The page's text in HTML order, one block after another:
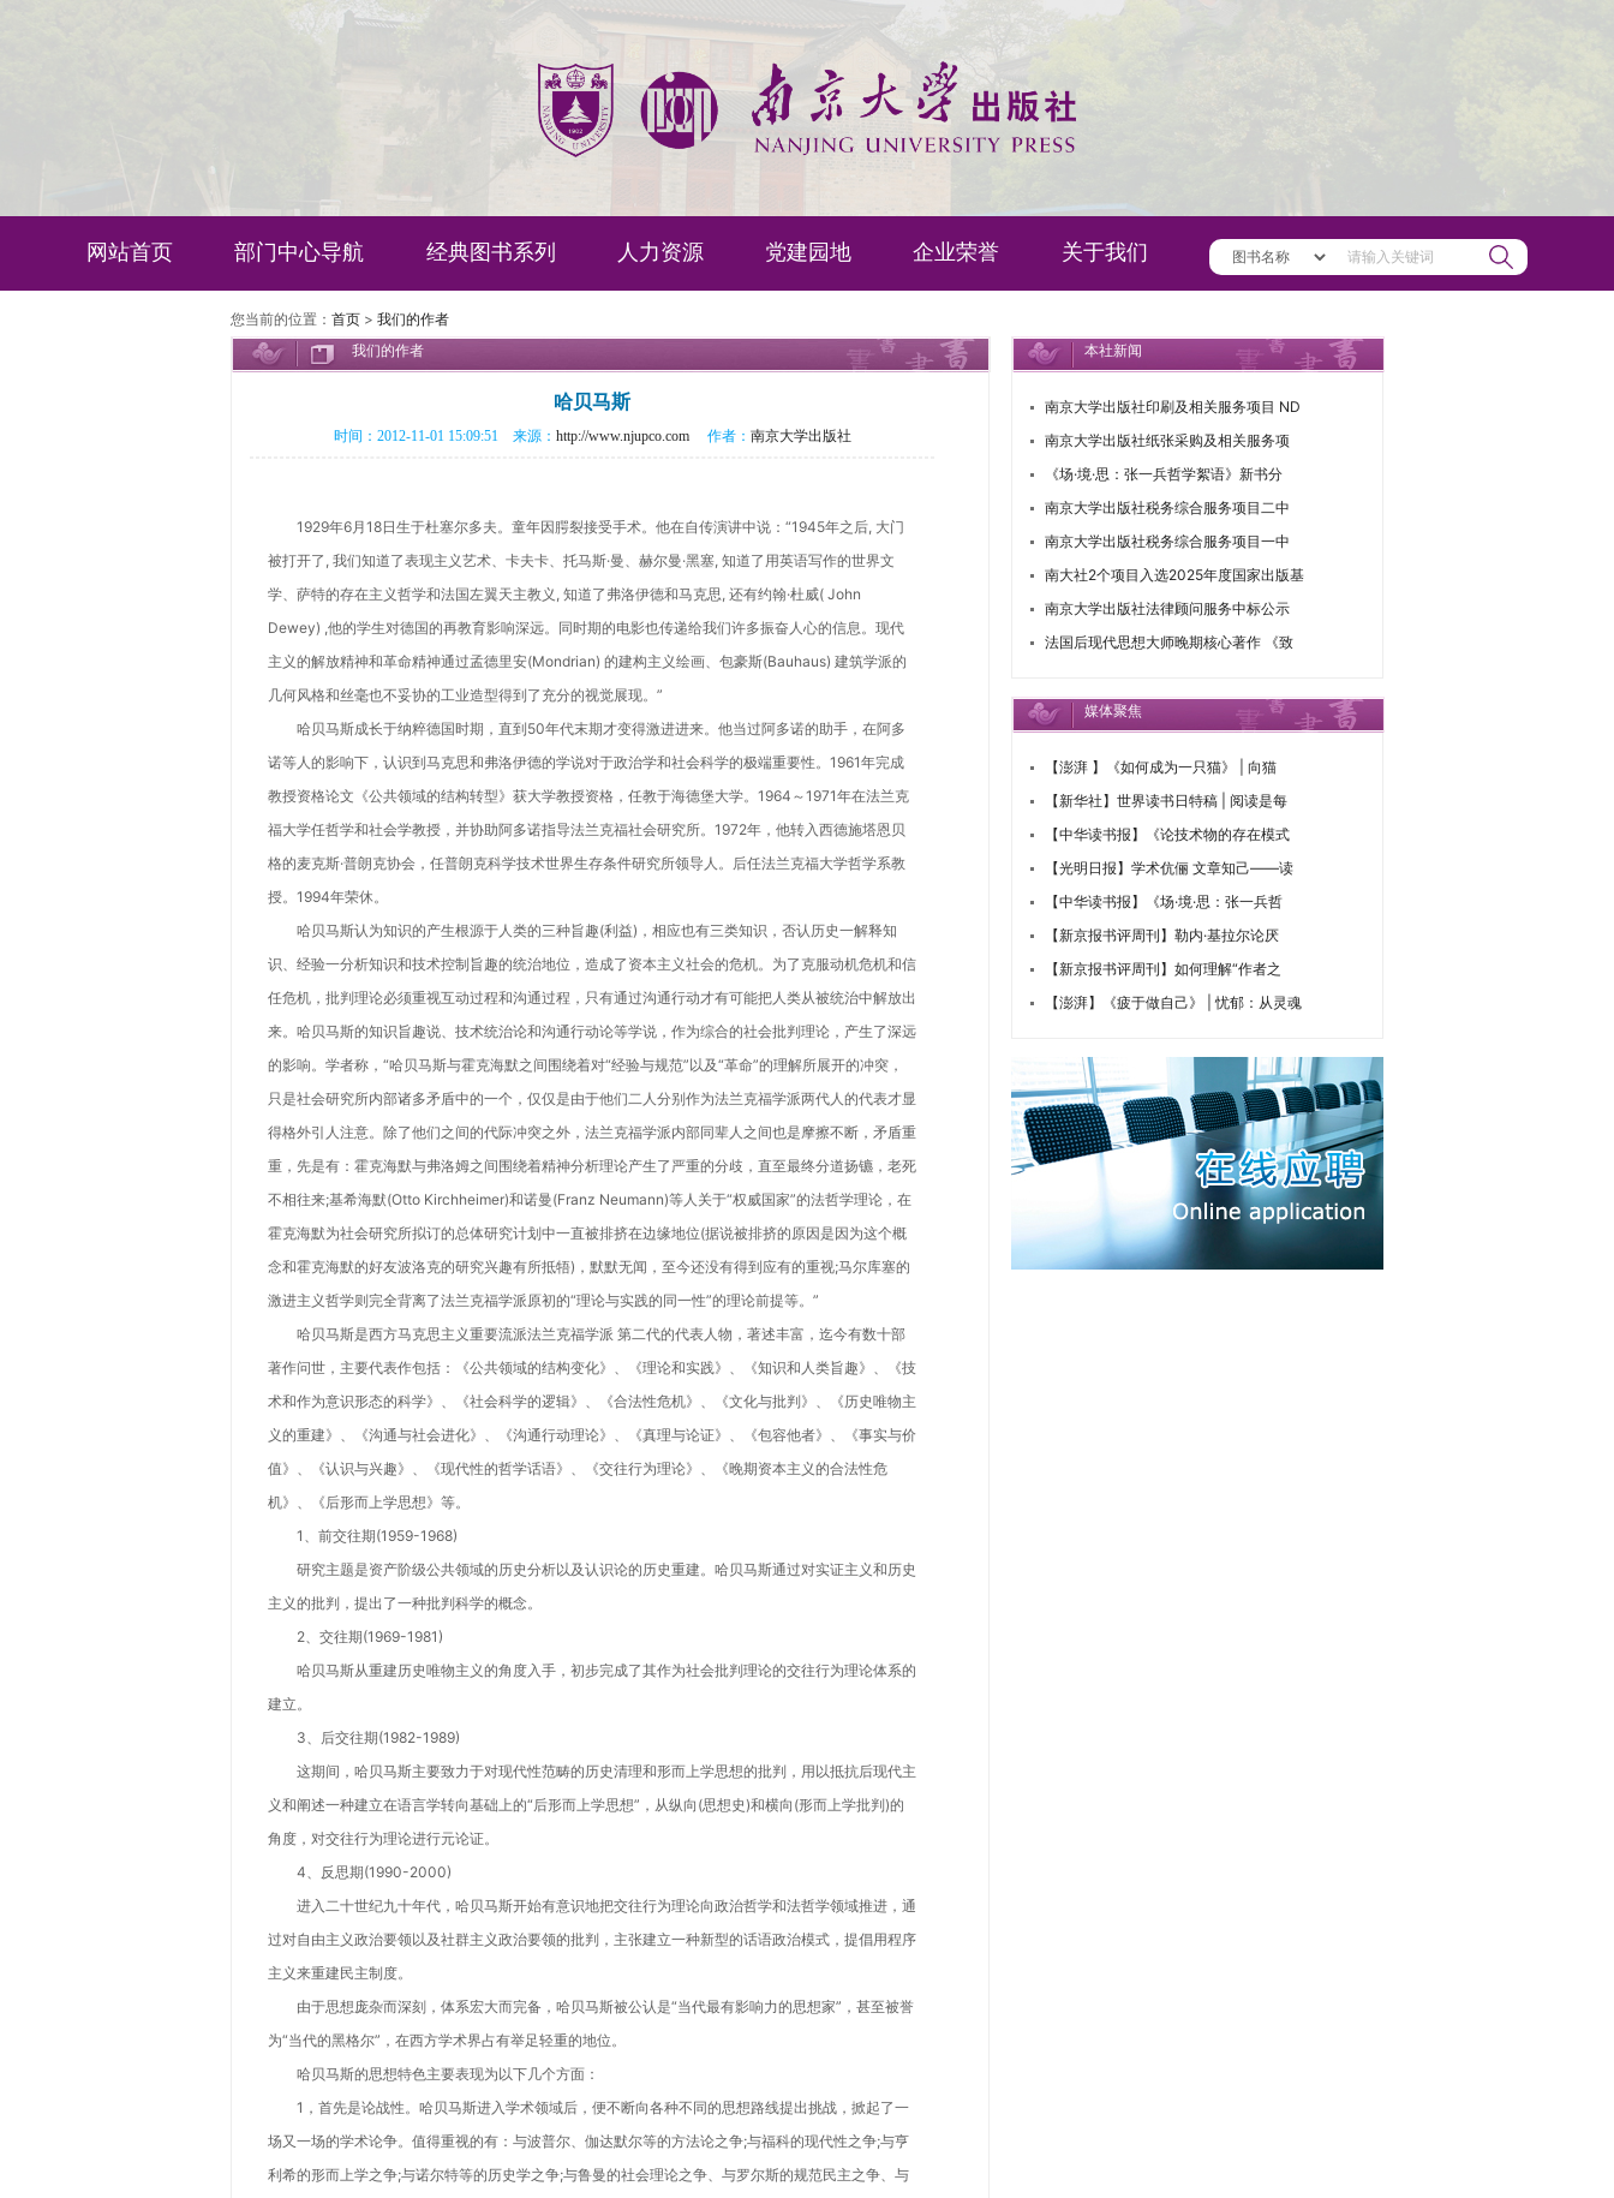
网站首页 部门中心导航 经典图书系列 人力资源 党建园地 企业荣誉 关于我们
您当前的位置： 首页 > 我们的作者
我们的作者
哈贝马斯
时间：2012-11-01 15:09:51 来源： http://www.njupco.com作者： 南京大学出版社
1929年6月18日生于杜塞尔多夫。童年因腭裂接受手术。他在自传演讲中说：“1945年之后, 大门
被打开了, 我们知道了表现主义艺术、卡夫卡、托马斯·曼、赫尔曼·黑塞, 知道了用英语写作的世界文
学、萨特的存在主义哲学和法国左翼天主教义, 知道了弗洛伊德和马克思, 还有约翰·杜威( John
Dewey) ,他的学生对德国的再教育影响深远。同时期的电影也传递给我们许多振奋人心的信息。现代
主义的解放精神和革命精神通过孟德里安(Mondrian) 的建构主义绘画、包豪斯(Bauhaus) 建筑学派的
几何风格和丝毫也不妥协的工业造型得到了充分的视觉展现。”
哈贝马斯成长于纳粹德国时期，直到50年代末期才变得激进进来。他当过阿多诺的助手，在阿多
诺等人的影响下，认识到马克思和弗洛伊德的学说对于政治学和社会科学的极端重要性。1961年完成
教授资格论文《公共领域的结构转型》获大学教授资格，任教于海德堡大学。1964～1971年在法兰克
福大学任哲学和社会学教授，并协助阿多诺指导法兰克福社会研究所。1972年，他转入西德施塔恩贝
格的麦克斯·普朗克协会，任普朗克科学技术世界生存条件研究所领导人。后任法兰克福大学哲学系教
授。1994年荣休。
哈贝马斯认为知识的产生根源于人类的三种旨趣(利益)，相应也有三类知识，否认历史一解释知
识、经验一分析知识和技术控制旨趣的统治地位，造成了资本主义社会的危机。为了克服动机危机和信
任危机，批判理论必须重视互动过程和沟通过程，只有通过沟通行动才有可能把人类从被统治中解放出
来。哈贝马斯的知识旨趣说、技术统治论和沟通行动论等学说，作为综合的社会批判理论，产生了深远
的影响。学者称，“哈贝马斯与霍克海默之间围绕着对“经验与规范”以及“革命”的理解所展开的冲突，
只是社会研究所内部诸多矛盾中的一个，仅仅是由于他们二人分别作为法兰克福学派两代人的代表才显
得格外引人注意。除了他们之间的代际冲突之外，法兰克福学派内部同辈人之间也是摩擦不断，矛盾重
重，先是有：霍克海默与弗洛姆之间围绕着精神分析理论产生了严重的分歧，直至最终分道扬镳，老死
不相往来;基希海默(Otto Kirchheimer)和诺曼(Franz Neumann)等人关于“权威国家”的法哲学理论，在
霍克海默为社会研究所拟订的总体研究计划中一直被排挤在边缘地位(据说被排挤的原因是因为这个概
念和霍克海默的好友波洛克的研究兴趣有所抵牾)，默默无闻，至今还没有得到应有的重视;马尔库塞的
激进主义哲学则完全背离了法兰克福学派原初的“理论与实践的同一性”的理论前提等。”
哈贝马斯是西方马克思主义重要流派法兰克福学派 第二代的代表人物，著述丰富，迄今有数十部
著作问世，主要代表作包括：《公共领域的结构变化》、《理论和实践》、《知识和人类旨趣》、《技
术和作为意识形态的科学》、《社会科学的逻辑》、《合法性危机》、《文化与批判》、《历史唯物主
义的重建》、《沟通与社会进化》、《沟通行动理论》、《真理与论证》、《包容他者》、《事实与价
值》、《认识与兴趣》、《现代性的哲学话语》、《交往行为理论》、《晚期资本主义的合法性危
机》、《后形而上学思想》等。
1、前交往期(1959-1968)
研究主题是资产阶级公共领域的历史分析以及认识论的历史重建。哈贝马斯通过对实证主义和历史
主义的批判，提出了一种批判科学的概念。
2、交往期(1969-1981)
哈贝马斯从重建历史唯物主义的角度入手，初步完成了其作为社会批判理论的交往行为理论体系的
建立。
3、后交往期(1982-1989)
这期间，哈贝马斯主要致力于对现代性范畴的历史清理和形而上学思想的批判，用以抵抗后现代主
义和阐述一种建立在语言学转向基础上的“后形而上学思想”，从纵向(思想史)和横向(形而上学批判)的
角度，对交往行为理论进行元论证。
4、反思期(1990-2000)
进入二十世纪九十年代，哈贝马斯开始有意识地把交往行为理论向政治哲学和法哲学领域推进，通
过对自由主义政治要领以及社群主义政治要领的批判，主张建立一种新型的话语政治模式，提倡用程序
主义来重建民主制度。
由于思想庞杂而深刻，体系宏大而完备，哈贝马斯被公认是“当代最有影响力的思想家”，甚至被誉
为“当代的黑格尔”，在西方学术界占有举足轻重的地位。
哈贝马斯的思想特色主要表现为以下几个方面：
1，首先是论战性。哈贝马斯进入学术领域后，便不断向各种不同的思想路线提出挑战，掀起了一
场又一场的学术论争。值得重视的有：与波普尔、伽达默尔等的方法论之争;与福科的现代性之争;与亨
利希的形而上学之争;与诺尔特等的历史学之争;与鲁曼的社会理论之争、与罗尔斯的规范民主之争、与
本社新闻
南京大学出版社印刷及相关服务项目 ND
南京大学出版社纸张采购及相关服务项
《场·境·思：张一兵哲学絮语》新书分
南京大学出版社税务综合服务项目二中
南京大学出版社税务综合服务项目一中
南大社2个项目入选2025年度国家出版基
南京大学出版社法律顾问服务中标公示
法国后现代思想大师晚期核心著作 《致
媒体聚焦
【澎湃 】《如何成为一只猫》 | 向猫
【新华社】世界读书日特稿 | 阅读是每
【中华读书报】《论技术物的存在模式
【光明日报】学术伉俪 文章知己——读
【中华读书报】《场·境·思：张一兵哲
【新京报书评周刊】勒内·基拉尔论厌
【新京报书评周刊】如何理解“作者之
【澎湃】《疲于做自己》 | 忧郁：从灵魂